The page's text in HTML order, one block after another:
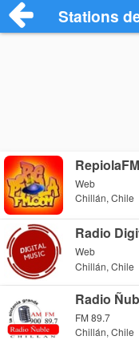
Stations
RepiolaFM
Web
Chillán, Chile
Radio
Web
Chillán, Chile
Radio
FM 89.7
Chillán, Chile